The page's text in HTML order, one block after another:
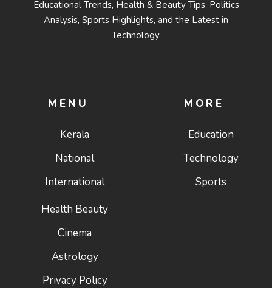
Educational Trends, Health & Beauty Tips, Politics
Analysis, Sports Highlights, and the Latest in
Technology.
MENU
Kerala
National
International
Health Beauty
Cinema
Astrology
Privacy Policy
MORE
Education
Technology
Sports